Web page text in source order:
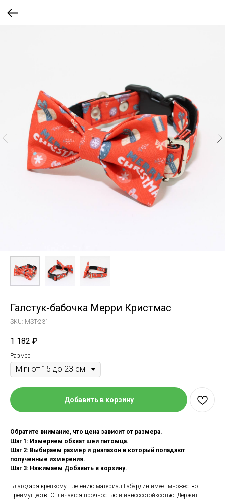
Галстук-бабочка Мерри Кристмас
SKU: MST-231
1 182 ₽
Размер
Добавить в корзину
Обратите внимание, что цена зависит от размера.
Шаг 1: Измеряем обхват шеи питомца.
Шаг 2: Выбираем размер и диапазон в который попадают
полученные измерения.
Шаг 3: Нажимаем Добавить в корзину.
Благодаря крепкому плетению материал Габардин имеет множество
преимуществ. Отличается прочностью и износостойкостью. Держит